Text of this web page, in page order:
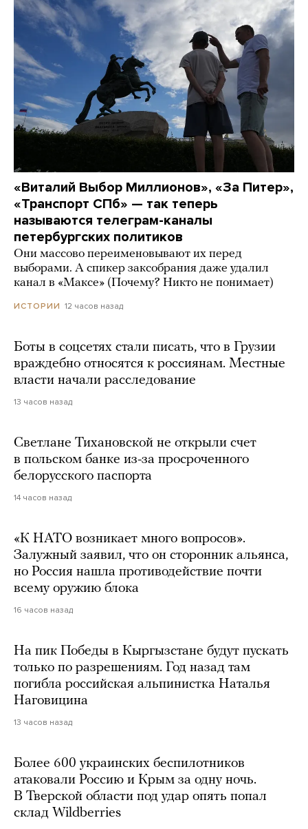
«Виталий Выбор Миллионов», «За Питер»,
«Транспорт СПб» — так теперь
называются телеграм-каналы
петербургских политиков
Они массово переименовывают их перед
выборами. А спикер заксобрания даже удалил
канал в «Максе» (Почему? Никто не понимает)
ИСТОРИИ 12 часов назад
Боты в соцсетях стали писать, что в Грузии
враждебно относятся к россиянам. Местные
власти начали расследование
13 часов назад
Светлане Тихановской не открыли счет
в польском банке из-за просроченного
белорусского паспорта
14 часов назад
«К НАТО возникает много вопросов».
Залужный заявил, что он сторонник альянса,
но Россия нашла противодействие почти
всему оружию блока
16 часов назад
На пик Победы в Кыргызстане будут пускать
только по разрешениям. Год назад там
погибла российская альпинистка Наталья
Наговицина
13 часов назад
Более 600 украинских беспилотников
атаковали Россию и Крым за одну ночь.
В Тверской области под удар опять попал
склад Wildberries